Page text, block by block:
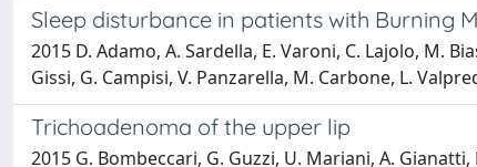
Sleep disturbance in patients with Burning
2015 D. Adamo, A. Sardella, E. Varoni, C. Lajolo, M.
Gissi, G. Campisi, V. Panzarella, M. Carbone, L.
Trichoadenoma of the upper lip
2015 G. Bombeccari, G. Guzzi, U. Mariani, A.